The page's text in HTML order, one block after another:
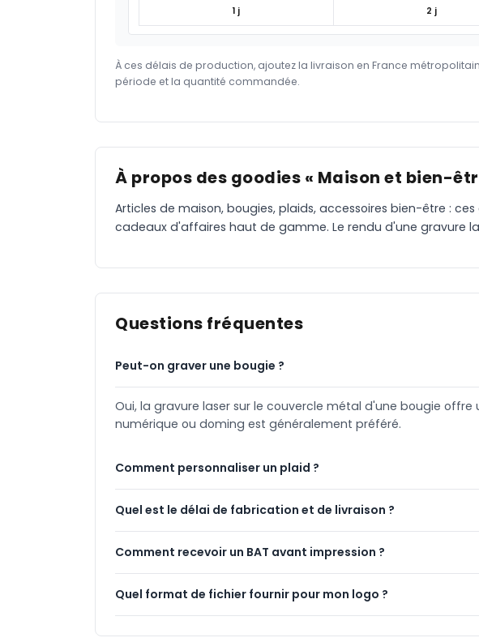
1 j 2 j
À ces délais de production, ajoutez la livraison en France
période et la quantité commandée.
À propos des goodies « Maison et bien-
Articles de maison, bougies, plaids, accessoires bien-être :
cadeaux d'affaires haut de gamme. Le rendu d'une gravure
Questions fréquentes
Peut-on graver une bougie ?
Oui, la gravure laser sur le couvercle métal d'une bougie
numérique ou doming est généralement préféré.
Comment personnaliser un plaid ?
Quel est le délai de fabrication et de livraison ?
Comment recevoir un BAT avant impression ?
Quel format de fichier fournir pour mon logo ?